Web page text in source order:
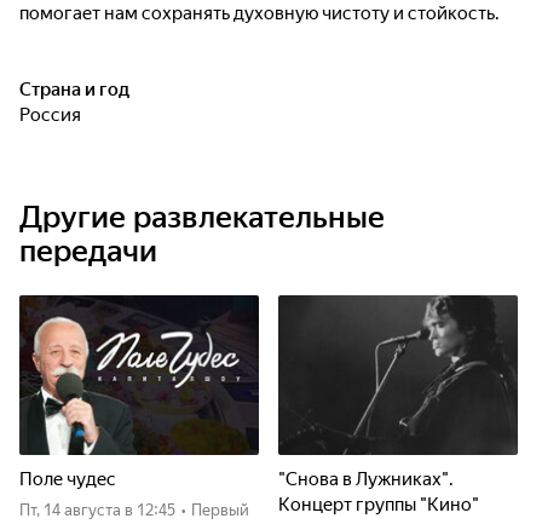
помогает нам сохранять духовную чистоту и стойкость.
Страна и год
Россия
Другие развлекательные
передачи
Поле чудес
пт, 14 августа в 12:45 • Первый
"Снова в Лужниках".
Концерт группы "Кино"